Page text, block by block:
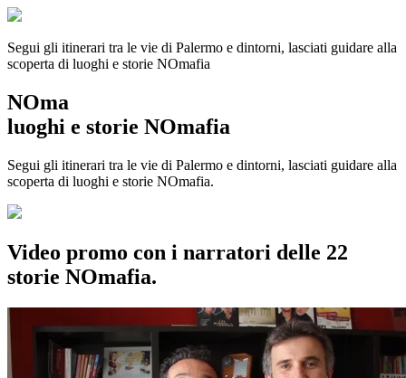
Segui gli itinerari tra le vie di Palermo e dintorni, lasciati guidare alla
scoperta di luoghi e storie NOmafia
NOma
luoghi e storie NOmafia
Segui gli itinerari tra le vie di Palermo e dintorni, lasciati guidare alla
scoperta di luoghi e storie NOmafia.
Video promo con i narratori delle 22
storie NOmafia.